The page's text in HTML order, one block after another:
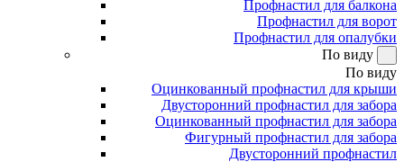
Профнастил для балкона
Профнастил для ворот
Профнастил для опалубки
По виду
По виду
Оцинкованный профнастил для крыши
Двусторонний профнастил для забора
Оцинкованный профнастил для забора
Фигурный профнастил для забора
Двусторонний профнастил